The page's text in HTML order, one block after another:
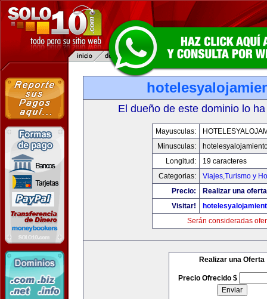
El dueño de este dominio lo
Mayusculas:
Minusculas:
Longitud:
19 caracteres
Categorias:
Viajes,Turismo y
Precio:
Realizar una
Visitar!
Serán consideradas
Realizar una Oferta
Precio Ofrecido $